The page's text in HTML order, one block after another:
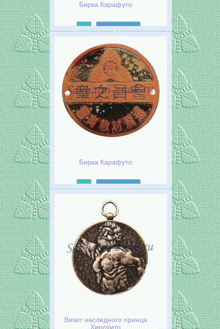
Бирка Карафуто
Бирка Карафуто
Визит наследного принца
Хирохито